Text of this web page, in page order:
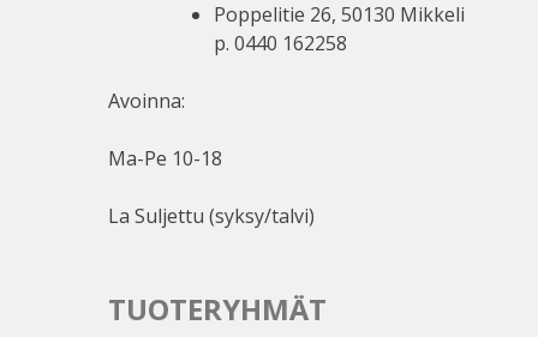
Poppelitie 26, 50130 Mikkeli
p. 0440 162258
Avoinna:
Ma-Pe 10-18
La Suljettu (syksy/talvi)
TUOTERYHMÄT